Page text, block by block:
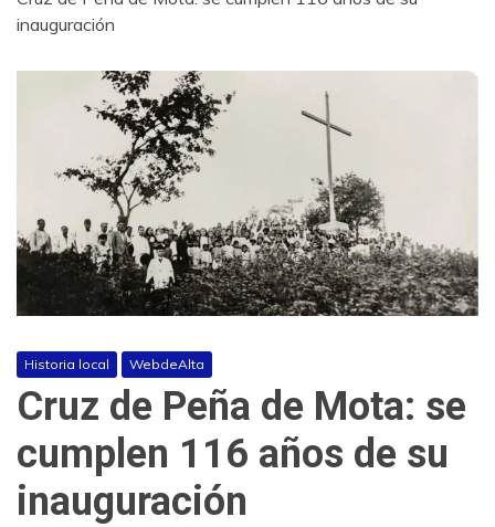
inauguración
Historia local WebdeAlta
Cruz de Peña de Mota: se
cumplen 116 años de su
inauguración